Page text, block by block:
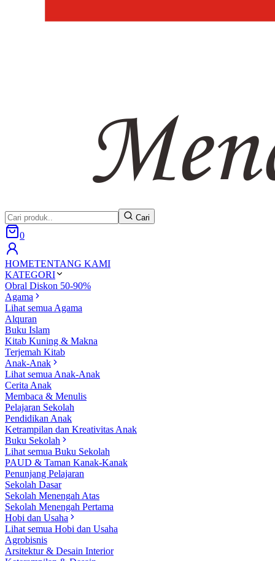
Cari
0
HOMETENTANG KAMI
KATEGORI
Obral Diskon 50-90%
Agama
Lihat semua Agama
Alquran
Buku Islam
Kitab Kuning & Makna
Terjemah Kitab
Anak-Anak
Lihat semua Anak-Anak
Cerita Anak
Membaca & Menulis
Pelajaran Sekolah
Pendidikan Anak
Ketrampilan dan Kreativitas Anak
Buku Sekolah
Lihat semua Buku Sekolah
PAUD & Taman Kanak-Kanak
Penunjang Pelajaran
Sekolah Dasar
Sekolah Menengah Atas
Sekolah Menengah Pertama
Hobi dan Usaha
Lihat semua Hobi dan Usaha
Agrobisnis
Arsitektur & Desain Interior